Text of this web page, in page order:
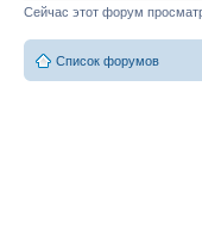
Сейчас этот форум
Список форумов